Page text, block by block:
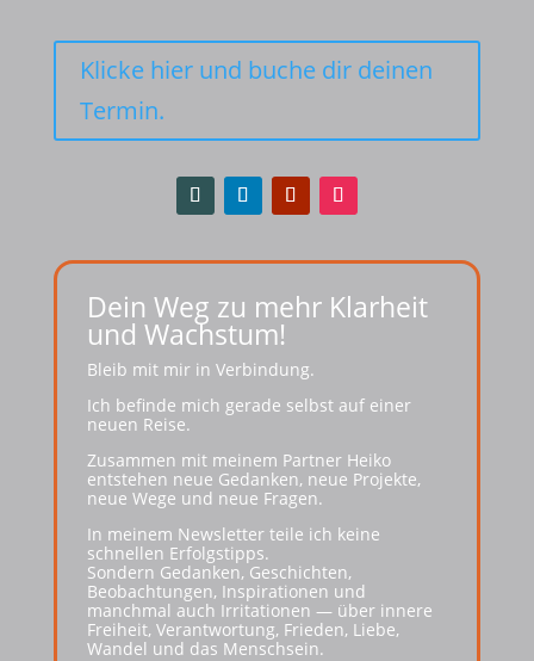
Klicke hier und buche dir deinen
Termin.
Dein Weg zu mehr Klarheit
und Wachstum!
Bleib mit mir in Verbindung.
Ich befinde mich gerade selbst auf einer
neuen Reise.
Zusammen mit meinem Partner Heiko
entstehen neue Gedanken, neue Projekte,
neue Wege und neue Fragen.
In meinem Newsletter teile ich keine
schnellen Erfolgstipps.
Sondern Gedanken, Geschichten,
Beobachtungen, Inspirationen und
manchmal auch Irritationen — über innere
Freiheit, Verantwortung, Frieden, Liebe,
Wandel und das Menschsein.